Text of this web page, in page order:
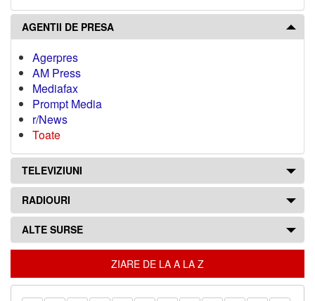
AGENTII DE PRESA
Agerpres
AM Press
Mediafax
Prompt Media
r/News
Toate
TELEVIZIUNI
RADIOURI
ALTE SURSE
ZIARE DE LA A LA Z